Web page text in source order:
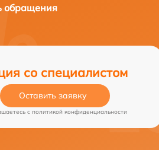
обращения
со специалистом
Оставить заявку
c политикой конфиденциальности